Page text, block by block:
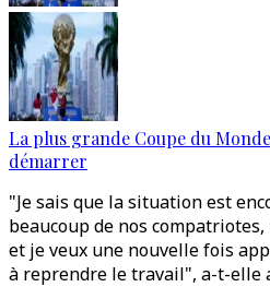
La plus grande Coupe du
démarrer
"Je sais que la situation est
beaucoup de nos
et je veux une nouvelle fois
à reprendre le travail", a-t-elle